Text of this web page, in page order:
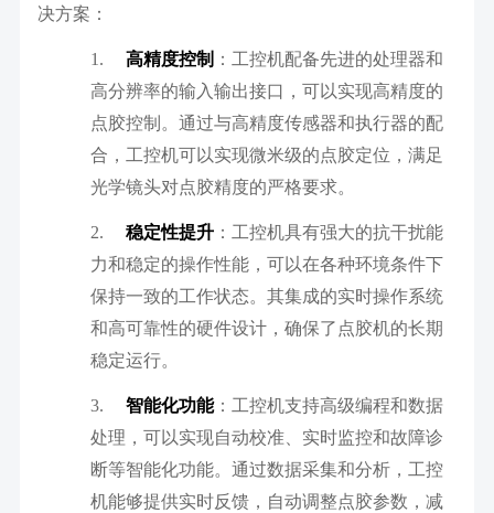
决方案：
1. 高精度控制 ：工控机配备先进的处理器和
高分辨率的输入输出接口，可以实现高精度的
点胶控制。通过与高精度传感器和执行器的配
合，工控机可以实现微米级的点胶定位，满足
光学镜头对点胶精度的严格要求。
2. 稳定性提升：工控机具有强大的抗干扰能
力和稳定的操作性能，可以在各种环境条件下
保持一致的工作状态。其集成的实时操作系统
和高可靠性的硬件设计，确保了点胶机的长期
稳定运行。
3. 智能化功能：工控机支持高级编程和数据
处理，可以实现自动校准、实时监控和故障诊
断等智能化功能。通过数据采集和分析，工控
机能够提供实时反馈，自动调整点胶参数，减